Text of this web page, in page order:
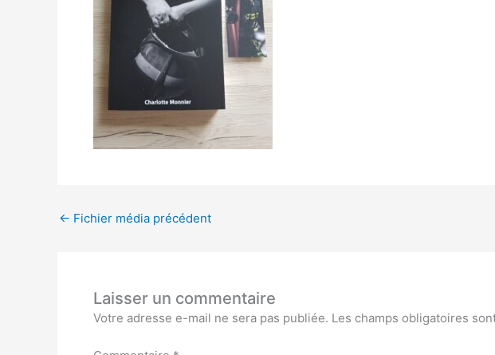
← Fichier média précédent
Laisser un commentaire
Votre adresse e-mail ne sera pas publiée. Les champs obligatoires